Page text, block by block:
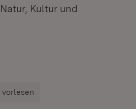
Kultur und
vorlesen